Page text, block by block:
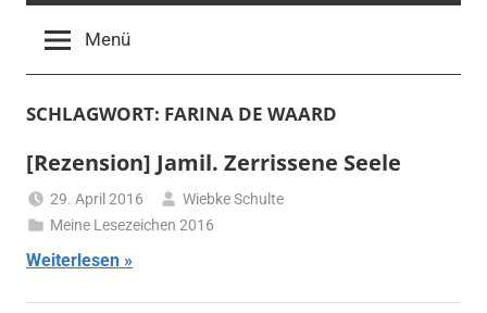
Menü
SCHLAGWORT: FARINA DE WAARD
[Rezension] Jamil. Zerrissene Seele
29. April 2016
Wiebke Schulte
Meine Lesezeichen 2016
Weiterlesen